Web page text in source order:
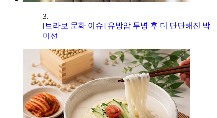
3.
[브라보 문화 이슈] 유방암 투병 후 더 단단해진 박
미선